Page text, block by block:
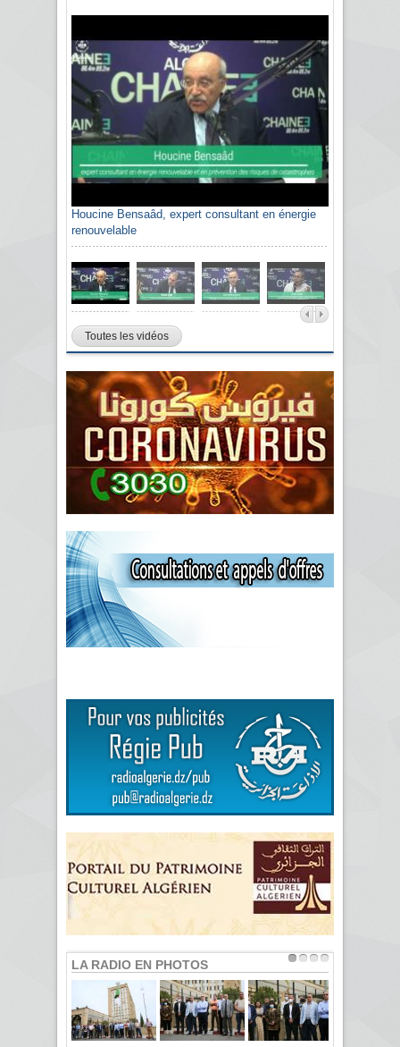
Houcine Bensaâd, expert consultant en énergie
renouvelable
Toutes les vidéos
LA RADIO EN PHOTOS